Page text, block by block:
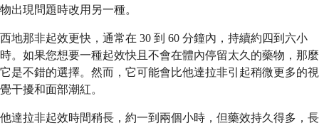
物出現問題時改用另一種。
西地那非起效更快，通常在 30 到 60 分鐘內，持續約四到六小
時。如果您想要一種起效快且不會在體內停留太久的藥物，那麼
它是不錯的選擇。然而，它可能會比他達拉非引起稍微更多的視
覺干擾和面部潮紅。
他達拉非起效時間稍長，約一到兩個小時，但藥效持久得多，長